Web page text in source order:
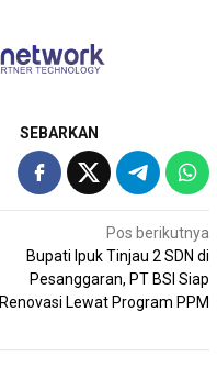
SEBARKAN
Pos berikutnya
Bupati Ipuk Tinjau 2 SDN di
Pesanggaran, PT BSI Siap
Renovasi Lewat Program PPM